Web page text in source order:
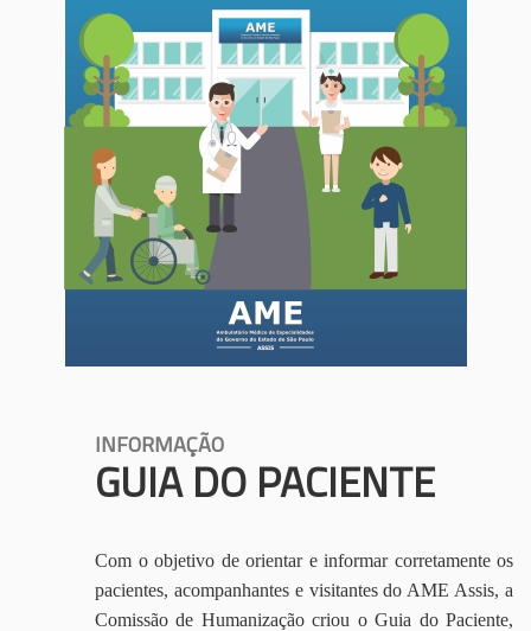
INFORMAÇÃO
GUIA DO PACIENTE
Com o objetivo de orientar e informar corretamente os
pacientes, acompanhantes e visitantes do AME Assis, a
Comissão de Humanização criou o Guia do Paciente,